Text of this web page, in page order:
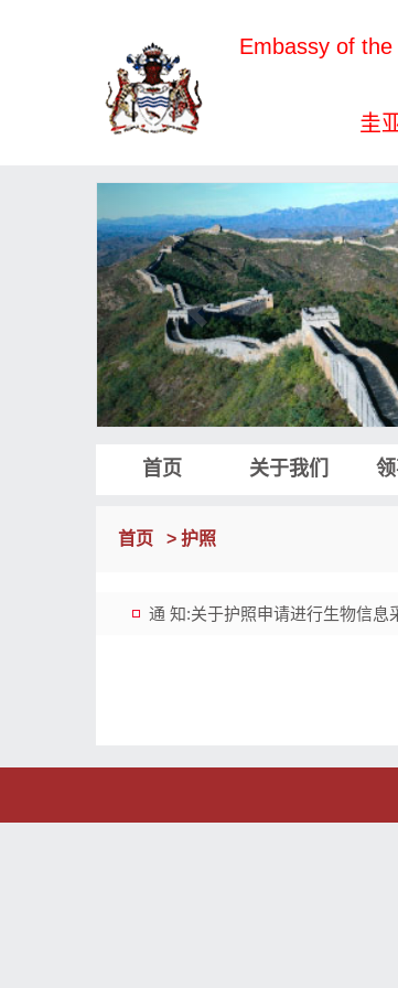
Embassy of
圭
首页 关于我们
首页 > 护照
通 知:关于护照申请进行生物信息